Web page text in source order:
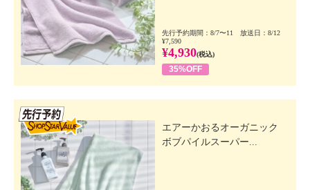
先行予約期間：8/7〜11 放送日：8/12
¥7,590
¥4,930(税込)
35%OFF
エアーかおるオーガニック
ボブパイルスーパー...